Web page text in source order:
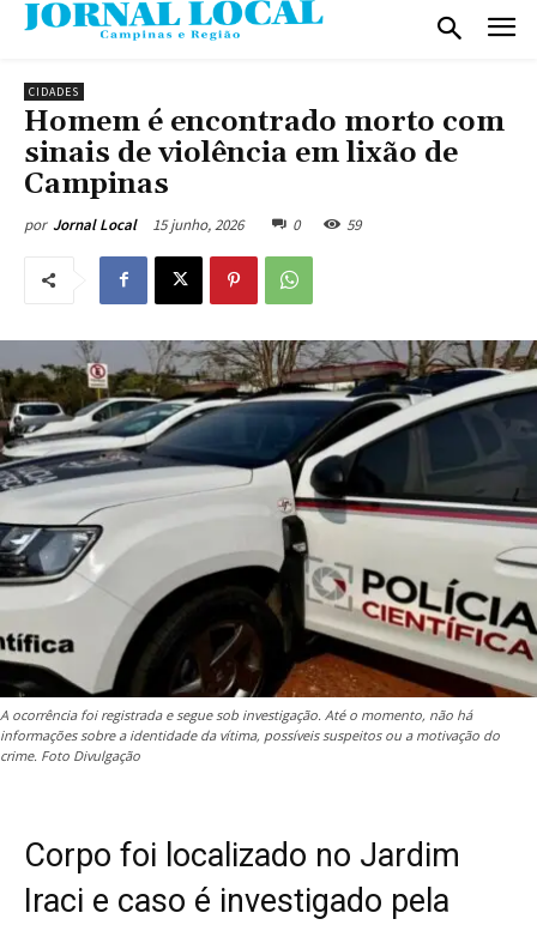
CIDADES
Homem é encontrado morto com
sinais de violência em lixão de
Campinas
por Jornal Local 15 junho, 2026 0 59
A ocorrência foi registrada e segue sob investigação. Até o momento, não há
informações sobre a identidade da vítima, possíveis suspeitos ou a motivação do
crime. Foto Divulgação
Corpo foi localizado no Jardim
Iraci e caso é investigado pela